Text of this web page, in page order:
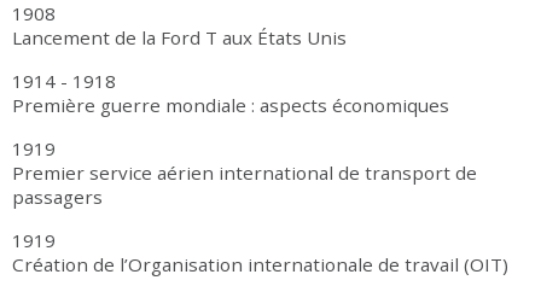
1908
Lancement de la Ford T aux États Unis
1914 - 1918
Première guerre mondiale : aspects économiques
1919
Premier service aérien international de transport de
passagers
1919
Création de l’Organisation internationale de travail (OIT)